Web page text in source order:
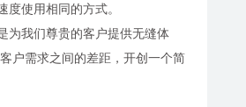
使用相同的方式。
为我们尊贵的客户提供无缝体
户需求之间的差距，开创一个简